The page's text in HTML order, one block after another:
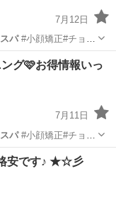
7月12日
パ#小顔矯正#チョイ
グ🩷お得情報いっ
7月11日
パ#小顔矯正#チョイ
グ
ミ☆★ 極上ヘッドスパ 格安です♪ ★☆彡